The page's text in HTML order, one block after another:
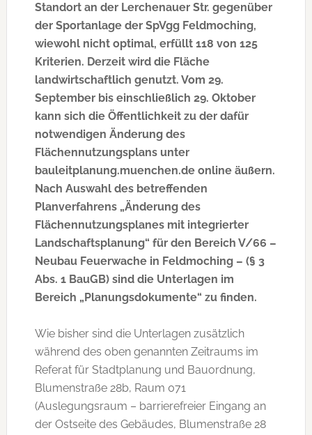
Standort an der Lerchenauer Str. gegenüber
der Sportanlage der SpVgg Feldmoching,
wiewohl nicht optimal, erfüllt 118 von 125
Kriterien. Derzeit wird die Fläche
landwirtschaftlich genutzt. Vom 29.
September bis einschließlich 29. Oktober
kann sich die Öffentlichkeit zu der dafür
notwendigen Änderung des
Flächennutzungsplans unter
bauleitplanung.muenchen.de online äußern.
Nach Auswahl des betreffenden
Planverfahrens „Änderung des
Flächennutzungsplanes mit integrierter
Landschaftsplanung“ für den Bereich V/66 –
Neubau Feuerwache in Feldmoching – (§ 3
Abs. 1 BauGB) sind die Unterlagen im
Bereich „Planungsdokumente“ zu finden.
Wie bisher sind die Unterlagen zusätzlich
während des oben genannten Zeitraums im
Referat für Stadtplanung und Bauordnung,
Blumenstraße 28b, Raum 071
(Auslegungsraum – barrierefreier Eingang an
der Ostseite des Gebäudes, Blumenstraße 28